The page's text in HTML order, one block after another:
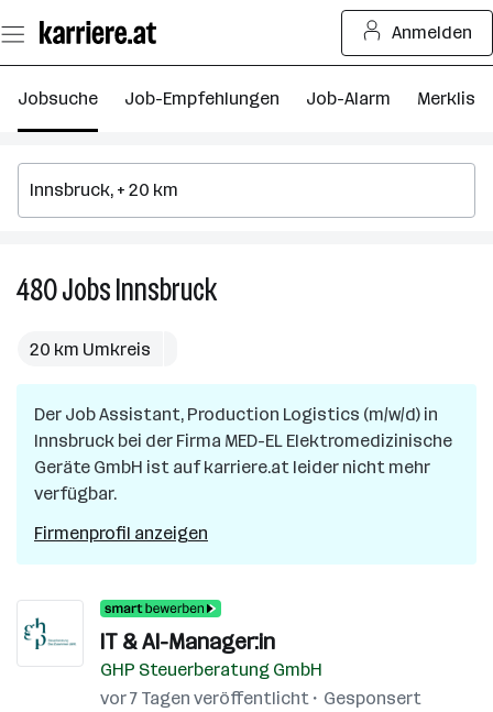
Seiteninhalt
springen
Anmelden
Jobsuche Job-Empfehlungen Job-Alarm Merkliste
480JobsInnsbruck480
20 km Umkreis
Der JobAssistant, Production Logistics (m/w/d) in
Innsbruck bei der Firma MED-EL Elektromedizinische
Geräte GmbH ist auf karriere.at leider nicht mehr
verfügbar.
Firmenprofil anzeigen
IT & AI-Manager:in
GHP Steuerberatung GmbH
vor 7 Tagen veröffentlicht
Gesponsert